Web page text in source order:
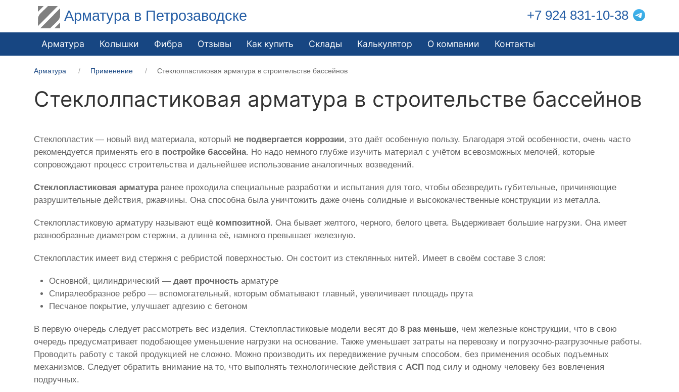
Арматура в Петрозаводске +7 924 831-10-38
Арматура Колышки Фибра Отзывы Как купить Склады Калькулятор О компании Контакты
Арматура Применение Стеклолпастиковая арматура в строительстве бассейнов
Стеклолпастиковая арматура в строительстве бассейнов
Стеклопластик — новый вид материала, который не подвергается коррозии, это даёт особенную пользу. Благодаря этой особенности, очень часто
рекомендуется применять его в постройке бассейна. Но надо немного глубже изучить материал с учётом всевозможных мелочей, которые
сопровождают процесс строительства и дальнейшее использование аналогичных возведений.
Стеклопластиковая арматураранее проходила специальные разработки и испытания для того, чтобы обезвредить губительные, причиняющие
разрушительные действия, ржавчины. Она способна была уничтожить даже очень солидные и высококачественные конструкции из металла.
Стеклопластиковую арматуру называют ещё композитной. Она бывает желтого, черного, белого цвета. Выдерживает большие нагрузки. Она имеет
разнообразные диаметром стержни, а длинна её, намного превышает железную.
Стеклопластик имеет вид стержня с ребристой поверхностью. Он состоит из стеклянных нитей. Имеет в своём составе 3 слоя:
Основной, цилиндрический —дает прочность арматуре
Спиралеобразное ребро — вспомогательный, которым обматывают главный, увеличивает площадь прута
Песчаное покрытие, улучшает адгезию с бетоном
В первую очередь следует рассмотреть вес изделия. Стеклопластиковые модели весят до8 раз меньше, чем железные конструкции, что в свою
очередь предусматривает подобающее уменьшение нагрузки на основание. Также уменьшает затраты на перевозку и погрузочно-разгрузочные работы.
Проводить работу с такой продукцией не сложно. Можно производить их передвижение ручным способом, без применения особых подъемных
механизмов. Следует обратить внимание на то, что выполнять технологические действия с АСП под силу и одному человеку без вовлечения
подручных.